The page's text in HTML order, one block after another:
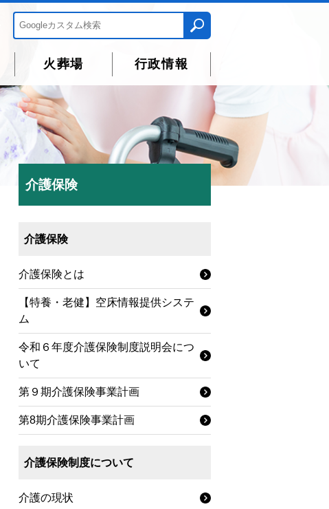
火葬場 行政情報
介護保険
介護保険
介護保険とは
【特養・老健】空床情報提供システ
ム
令和６年度介護保険制度説明会につ
いて
第９期介護保険事業計画
第8期介護保険事業計画
介護保険制度について
介護の現状